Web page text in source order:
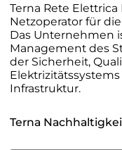
Terna Rete
Netzoperator für
Das Unternehmen
Management des
der Sicherheit,
Infrastruktur.
Terna